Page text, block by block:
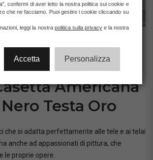
Americana
Testa Oro
che si adatta perfettamente alle tele e ai telai
anche ad appassionati di pittura, che
le proprie opere.
confermi di aver letto la nostra politica sui cookie e
che ne facciamo. Puoi gestire i cookie cliccando su
leggi la nostra politica sulla privacye la nostra
Accetta Personalizza